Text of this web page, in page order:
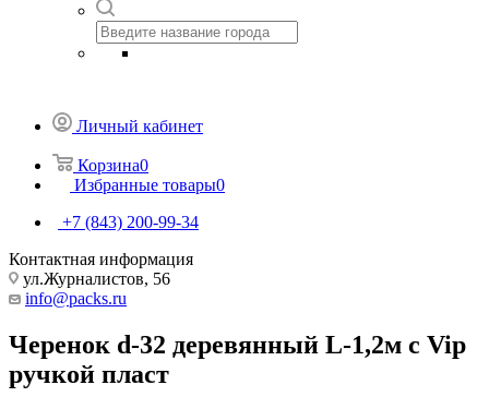
Личный кабинет
Корзина0
Избранные товары0
+7 (843) 200-99-34
Контактная информация
ул.Журналистов, 56
info@packs.ru
Черенок d-32 деревянный L-1,2м с Vip
ручкой пласт